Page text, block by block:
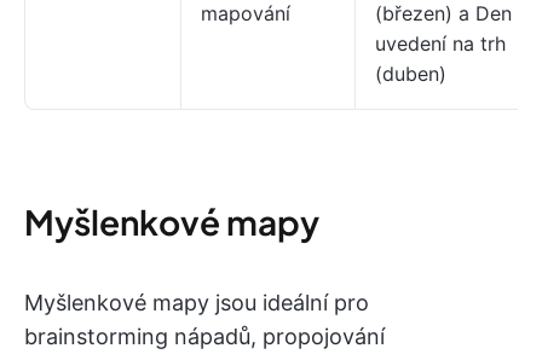
mapování
(březen) a Den
uvedení na trh
(duben)
Myšlenkové mapy
Myšlenkové mapy jsou ideální pro
brainstorming nápadů, propojování